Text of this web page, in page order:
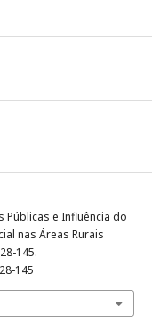
Públicas e Influência do
nas Áreas Rurais
145.
145